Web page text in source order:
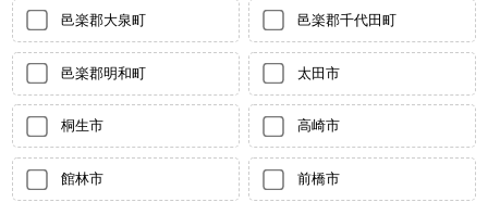
邑楽郡大泉町 邑楽郡千代田町
邑楽郡明和町 太田市
桐生市 高崎市
館林市 前橋市